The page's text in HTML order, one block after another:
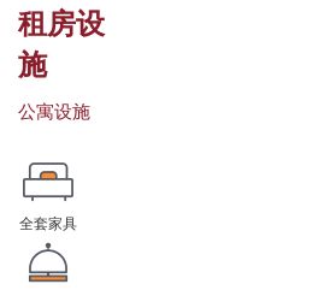
租房设
施
公寓设施
全套家具